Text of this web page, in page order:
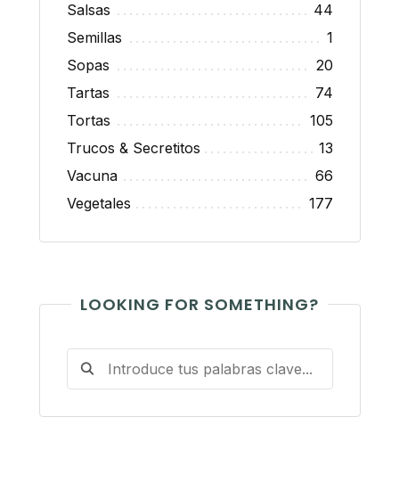
Salsas
44
Semillas
1
Sopas
20
Tartas
74
Tortas
105
Trucos & Secretitos
13
Vacuna
66
Vegetales
177
LOOKING FOR SOMETHING?